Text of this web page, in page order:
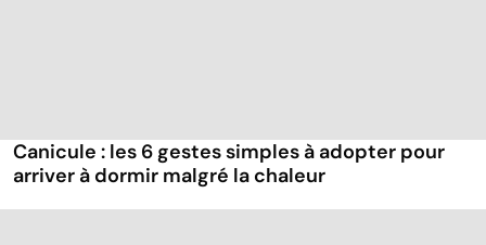
Canicule : les 6 gestes simples à adopter pour
arriver à dormir malgré la chaleur